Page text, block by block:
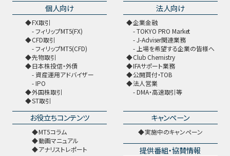
個人向け
FX取引
フィリップMT5(FX)
CFD取引
フィリップMT5(CFD)
先物取引
日本株投信・外債
資産運用アドバイザー
IPO
外国株取引
ST取引
法人向け
企業金融
TOKYO PRO Market
J-Adviser関連業務
上場を希望する企業の皆様へ
Club Chemistry
IFAサポート業務
公開買付・TOB
法人営業
DMA・高速取引等
お役立ちコンテンツ
MT5コラム
動画マニュアル
アナリストレポート
キャンペーン
実施中のキャンペーン
提供番組・協賛情報